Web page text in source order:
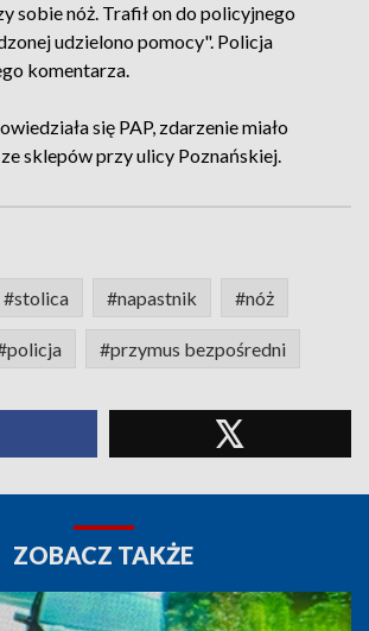
sobie nóż. Trafił on do policyjnego
udzielono pomocy". Policja
komentarza.
się PAP, zdarzenie miało
sklepów przy ulicy Poznańskiej.
#stolica #napastnik #nóż
#przymus bezpośredni
ZOBACZ TAKŻE